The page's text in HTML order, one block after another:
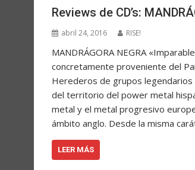
Reviews de CD’s:
abril 24, 2016 RISE!
MANDRÁGORA NEGRA
concretamente proveniente del
Herederos de grupos
del territorio del power metal
metal y el metal progresivo
ámbito anglo. Desde la misma
LEER MÁS